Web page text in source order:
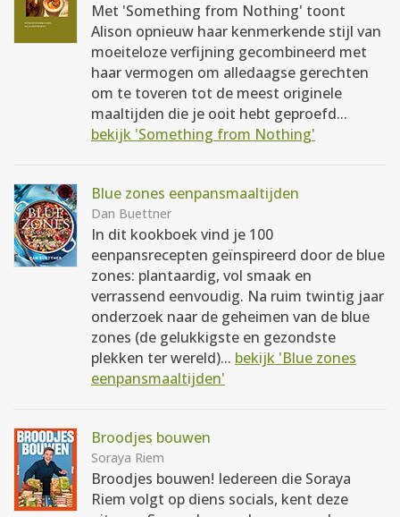
Met 'Something from Nothing' toont
Alison opnieuw haar kenmerkende stijl van
moeiteloze verfijning gecombineerd met
haar vermogen om alledaagse gerechten
om te toveren tot de meest originele
maaltijden die je ooit hebt geproefd...
bekijk 'Something from Nothing'
Blue zones eenpansmaaltijden
Dan Buettner
In dit kookboek vind je 100
eenpansrecepten geïnspireerd door de blue
zones: plantaardig, vol smaak en
verrassend eenvoudig. Na ruim twintig jaar
onderzoek naar de geheimen van de blue
zones (de gelukkigste en gezondste
plekken ter wereld)... bekijk 'Blue zones
eenpansmaaltijden'
Broodjes bouwen
Soraya Riem
Broodjes bouwen! Iedereen die Soraya
Riem volgt op diens socials, kent deze